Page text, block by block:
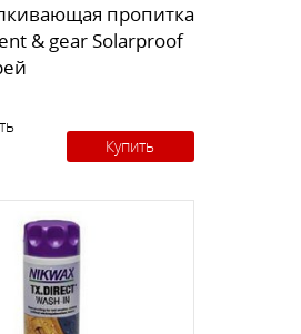
пропитка
& gear Solarproof
Купить